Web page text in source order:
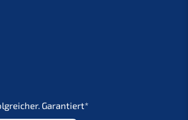
Garantiert*